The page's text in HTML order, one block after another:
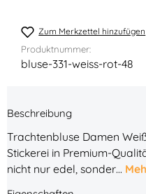
Zum Merkzettel hinzufügen
Produktnummer:
bluse-331-weiss-rot-48
Beschreibung
Trachtenbluse Damen
Stickerei in Premium-
nicht nur edel, sonder…